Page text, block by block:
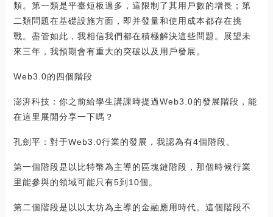
類。第一類是平臺短板過多，這限制了其用戶數的增長；第
二類問題在基礎設施方面，即并發量和使用成本都存在挑
戰。盡管如此，我相信我們都在積極解決這些問題。展望未
來三年，我預期會有重大的突破以及用戶發展。
Web3.0的四個階段
澎湃科技：你之前給學生講課時提過Web3.0的發展階段，能
在這里展開分享一下嗎？
孔劍平：對于Web3.0行業的發展，我認為有4個階段。
第一個階段是以比特幣為主導的區塊鏈階段，那個時候行業
里能參與的領域可能只有5到10個。
第二個階段是以以太坊為主導的金融應用時代。這個階段不